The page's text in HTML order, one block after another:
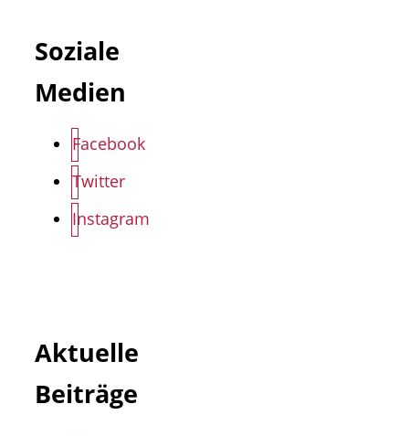
Soziale
Medien
Facebook
Twitter
Instagram
Aktuelle
Beiträge